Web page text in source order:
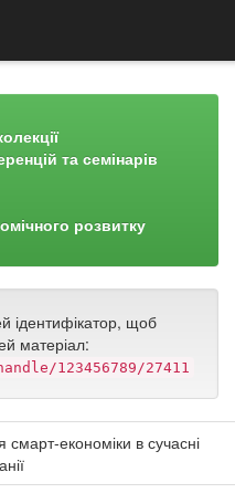
та семінарів
розвитку
ідентифікатор, щоб
матеріал:
123456789/27411
смарт-економіки в сучасні